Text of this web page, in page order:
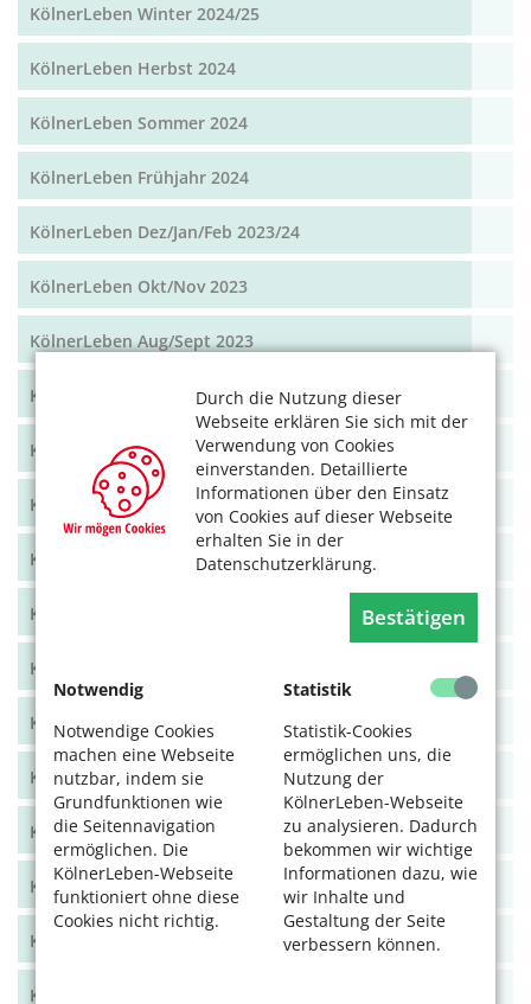
Durch die Nutzung dieser
Webseite erklären Sie sich mit der
Verwendung von Cookies
einverstanden. Detaillierte
Informationen über den Einsatz
von Cookies auf dieser Webseite
erhalten Sie in der
Datenschutzerklärung.
Bestätigen
Notwendig
Notwendige Cookies
machen eine Webseite
nutzbar, indem sie
Grundfunktionen wie
die Seitennavigation
ermöglichen. Die
KölnerLeben-Webseite
funktioniert ohne diese
Cookies nicht richtig.
Statistik
Statistik-Cookies
ermöglichen uns, die
Nutzung der
KölnerLeben-Webseite
zu analysieren. Dadurch
bekommen wir wichtige
Informationen dazu, wie
wir Inhalte und
Gestaltung der Seite
verbessern können.
KölnerLeben Winter 2024/25
KölnerLeben Herbst 2024
KölnerLeben Sommer 2024
KölnerLeben Frühjahr 2024
KölnerLeben Dez/Jan/Feb 2023/24
KölnerLeben Okt/Nov 2023
KölnerLeben Aug/Sept 2023
KölnerLeben Juni/Juli 2023
KölnerLeben April/Mai 2023
KölnerLeben Feb/März 2023
KölnerLeben Dez 22/Jan 23
KölnerLeben Okt/Nov 2022
KölnerLeben Aug/Sept 2022
KölnerLeben Juni/Juli 2022
KölnerLeben April/Mai 2022
KölnerLeben Feb/März 2022
KölnerLeben Dez 21/Jan 22
KölnerLeben Okt/Nov 2021
KölnerLeben Aug/Sept 2021